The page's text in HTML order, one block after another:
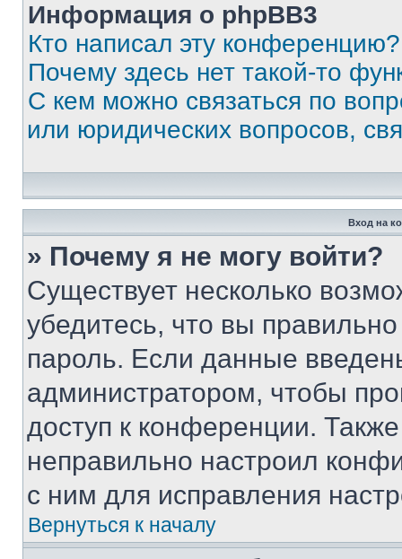
Информация о phpBB3
Кто написал эту конференцию?
Почему здесь нет такой-то
С кем можно связаться по
или юридических вопросов,
Вход на
» Почему я не могу войти?
Существует несколько
убедитесь, что вы
пароль. Если данные
администратором, чтобы
доступ к конференции.
неправильно настроил
с ним для исправления
Вернуться к началу